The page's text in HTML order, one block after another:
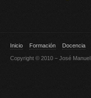
Inicio Formación Docencia
Copyright © 2010 − José